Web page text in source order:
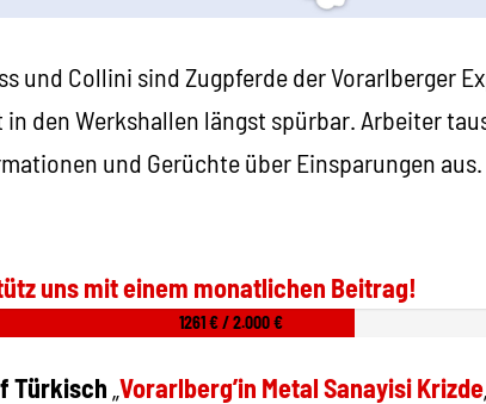
und Collini sind Zugpferde der Vorarlberger
den Werkshallen längst spürbar. Arbeiter
und Gerüchte über Einsparungen aus.
uns mit einem monatlichen Beitrag!
1261 € / 2.000 €
Türkisch Vorarlberg’in Metal Sanayisi Krizde